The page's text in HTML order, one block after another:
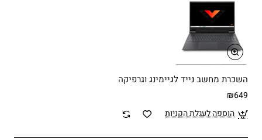
השכרת מחשב נייד לגיימינג וגרפיקה
₪649
הוספה לעגלת הקניות